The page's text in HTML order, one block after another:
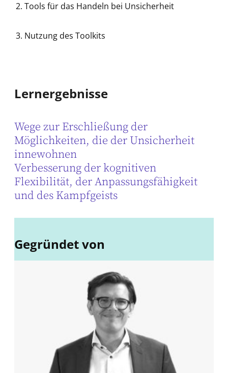
Tools für das Handeln bei Unsicherheit
Nutzung des Toolkits
Lernergebnisse
Wege zur Erschließung der
Möglichkeiten, die der Unsicherheit
innewohnen
Verbesserung der kognitiven
Flexibilität, der Anpassungsfähigkeit
und des Kampfgeists
Gegründet von